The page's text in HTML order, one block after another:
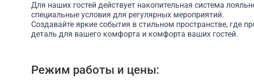
Для наших гостей действует накопительная система
специальные условия для регулярных мероприятий.
Создавайте яркие события в стильном пространстве, где
деталь для вашего комфорта и комфорта ваших гостей.
Режим работы и цены: